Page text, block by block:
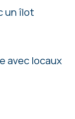
un îlot
avec locaux